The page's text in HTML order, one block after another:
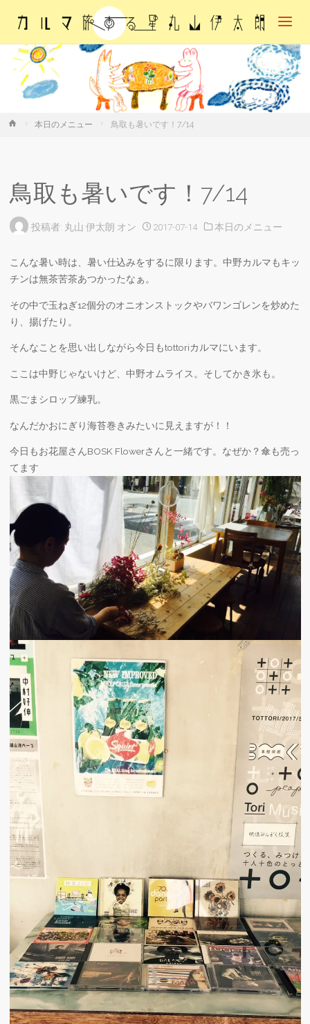
マ・
る
星・
丸山
伊太
ホ
本日のメニュー 鳥取も暑いです！7/14
鳥取も暑いです！7/14
投稿者: 丸山 伊太朗 オン 2017-07-14 本日のメニュー
こんな暑い時は、暑い仕込みをするに限ります。中野カルマもキッ
チンは無茶苦茶あつかったなぁ。
その中で玉ねぎ12個分のオニオンストックやバワンゴレンを炒めた
り、揚げたり。
そんなことを思い出しながら今日もtottoriカルマにいます。
ここは中野じゃないけど、中野オムライス。そしてかき氷も。
黒ごまシロップ練乳。
なんだかおにぎり海苔巻きみたいに見えますが！！
今日もお花屋さんBOSK Flowerさんと一緒です。なぜか？傘も売っ
てます